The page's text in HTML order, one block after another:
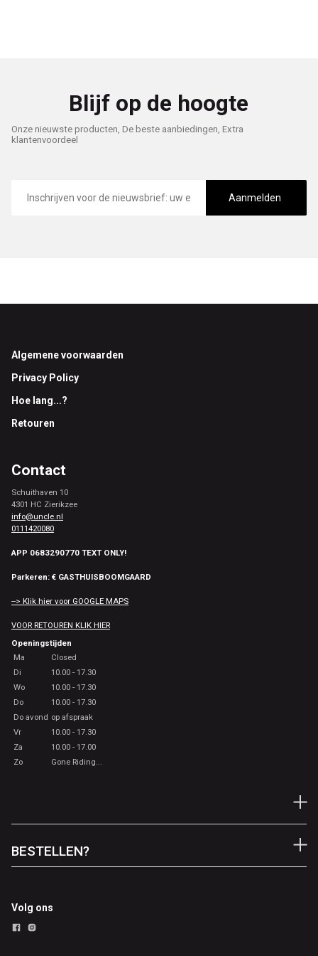
Blijf op de hoogte
Onze nieuwste producten, De beste aanbiedingen, Extra
klantenvoordeel
mailadres
Aanmelden
Footer
Algemene voorwaarden
Privacy Policy
Hoe lang...?
Retouren
Contact
Schuithaven 10
4301 HC Zierikzee
info@uncle.nl
0111420080
APP 0683290770 TEXT ONLY!
Parkeren: € GASTHUISBOOMGAARD
--> Klik hier voor GOOGLE MAPS
VOOR RETOUREN KLIK HIER
Openingstijden
Ma
Closed
Di
10.00 - 17.30
Wo
10.00 - 17.30
Do
10.00 - 17.30
Do avond op afspraak
Vr
10.00 - 17.30
Za
10.00 - 17.00
Zo
Gone Riding...
BESTELLEN?
Volg ons